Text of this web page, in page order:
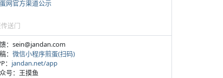
网官方渠道公示
送门
：sein@jandan.com
： 微信小程序煎蛋(扫码)
： jandan.net/app
号：王摸鱼